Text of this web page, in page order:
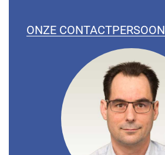
ONZE CONTACTPERSOON